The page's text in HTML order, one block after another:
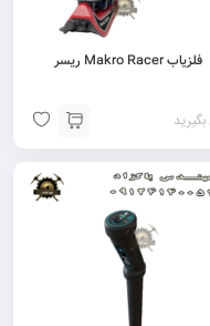
فلزیاب Makro Racer ریسر